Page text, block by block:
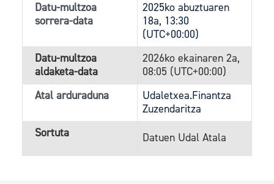
Datu-multzoa
sorrera-data
2025ko abuztuaren
18a, 13:30
(UTC+00:00)
Datu-multzoa
aldaketa-data
2026ko ekainaren 2a,
08:05 (UTC+00:00)
Atal arduraduna
Udaletxea.Finantza
Zuzendaritza
Sortuta
Datuen Udal Atala